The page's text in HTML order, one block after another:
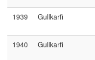
1939 Gullkarfi
1940 Gullkarfi